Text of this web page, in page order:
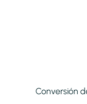
Conversión